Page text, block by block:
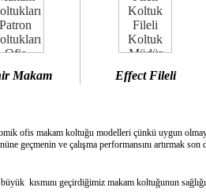
Makam Effect Fileli
ofis makam koltuğu modelleri çünkü uygun
geçmenin ve çalışma performansını artırmak
büyük kısmını geçirdiğimiz makam koltuğunun